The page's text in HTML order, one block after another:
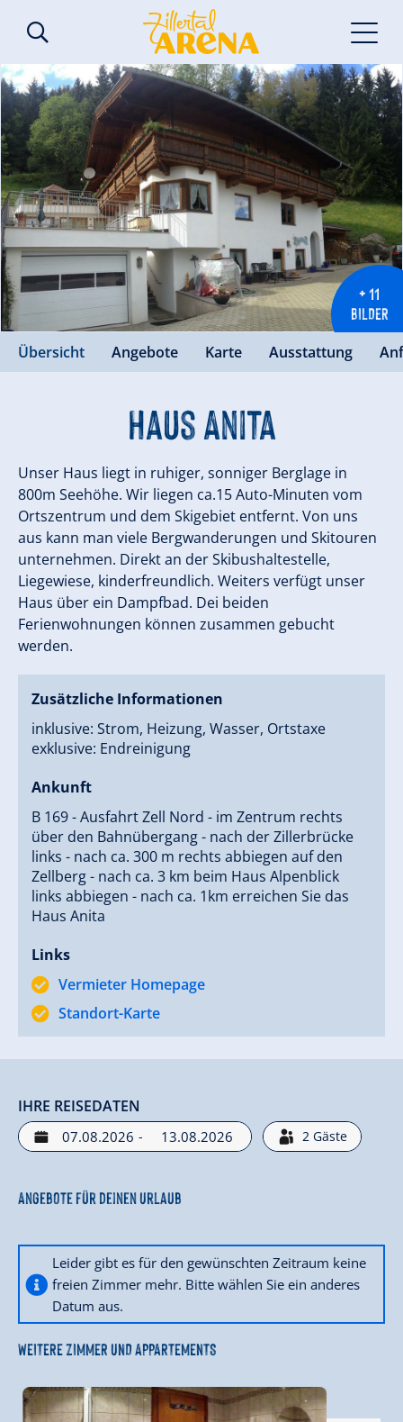
+ 11
BILDER
Übersicht Angebote Karte Ausstattung
Haus Anita
Unser Haus liegt in ruhiger, sonniger Berglage in
800m Seehöhe. Wir liegen ca.15 Auto-Minuten vom
Ortszentrum und dem Skigebiet entfernt. Von uns
aus kann man viele Bergwanderungen und Skitouren
unternehmen. Direkt an der Skibushaltestelle,
Liegewiese, kinderfreundlich. Weiters verfügt unser
Haus über ein Dampfbad. Dei beiden
Ferienwohnungen können zusammen gebucht
werden.
Zusätzliche Informationen
inklusive: Strom, Heizung, Wasser, Ortstaxe
exklusive: Endreinigung
Ankunft
B 169 - Ausfahrt Zell Nord - im Zentrum rechts
über den Bahnübergang - nach der Zillerbrücke
links - nach ca. 300 m rechts abbiegen auf den
Zellberg - nach ca. 3 km beim Haus Alpenblick
links abbiegen - nach ca. 1km erreichen Sie das
Haus Anita
Links
Vermieter Homepage
Standort-Karte
IHRE REISEDATEN
- 2 Gäste
Angebote für deinen Urlaub
Leider gibt es für den gewünschten Zeitraum keine
freien Zimmer mehr. Bitte wählen Sie ein anderes
Datum aus.
WEITERE ZIMMER UND APPARTEMENTS